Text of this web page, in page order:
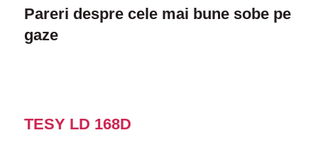
Pareri despre cele mai bune sobe pe
gaze
TESY LD 168D